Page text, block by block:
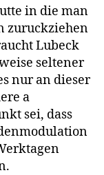
in die man
zuruckziehen
Lubeck
seltener
nur an dieser
a
sei, dass